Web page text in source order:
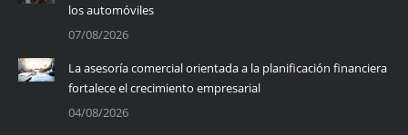
los automóviles
07/08/2026
La asesoría comercial orientada a la planificación financiera
fortalece el crecimiento empresarial
04/08/2026